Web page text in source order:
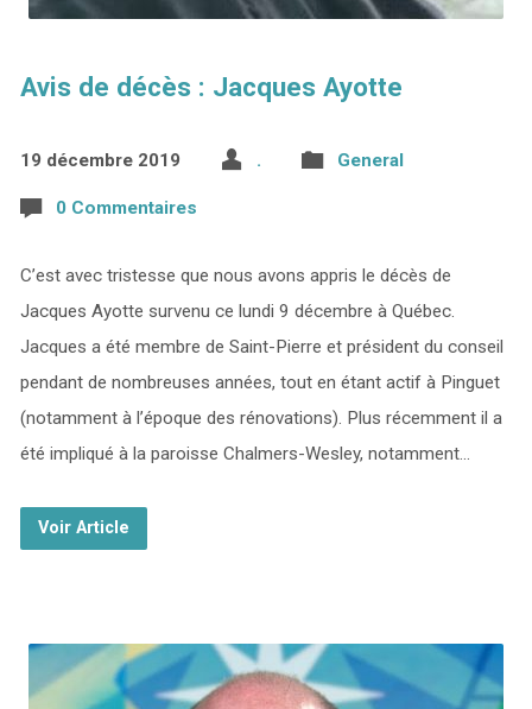
Avis de décès : Jacques Ayotte
19 décembre 2019 . General
0 Commentaires
C’est avec tristesse que nous avons appris le décès de
Jacques Ayotte survenu ce lundi 9 décembre à Québec.
Jacques a été membre de Saint-Pierre et président du conseil
pendant de nombreuses années, tout en étant actif à Pinguet
(notamment à l’époque des rénovations). Plus récemment il a
été impliqué à la paroisse Chalmers-Wesley, notamment…
Voir Article